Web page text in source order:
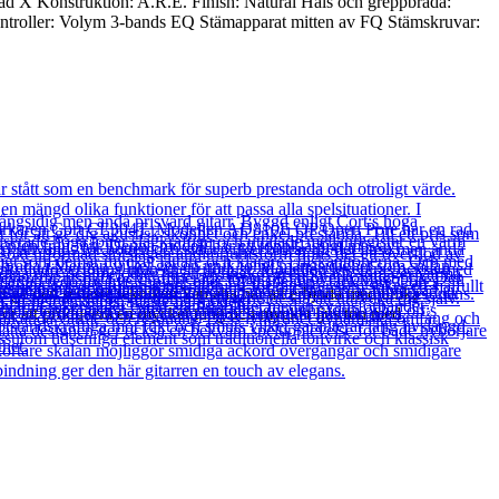
Volym 3-bands EQ Stämapparat mitten av FQ Stämskruvar:
den senaste tekniken Yamaha har att erbjuda med unika
att producera en mycket tung och mycket ljus ton med